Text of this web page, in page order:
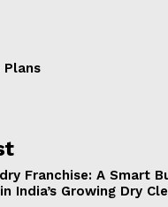
Franchise: A Smart
India’s Growing Dry